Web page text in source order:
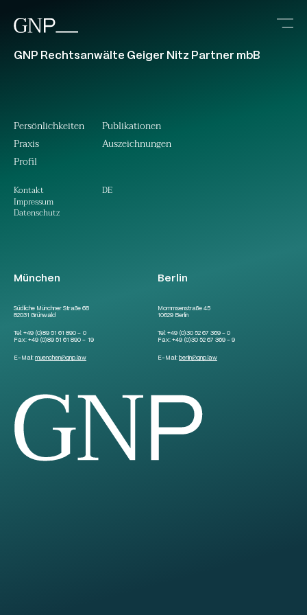
GNP Rechtsanwälte Geiger Nitz Partner mbB
München
Südliche Münchner Straße 68
82031 Grünwald
Tel:+49 (0)89 51 61 890 – 0
Fax:+49 (0)89 51 61 890 – 19
E-Mail:muenchen@gnp.law
Berlin
Mommsenstraße 45
10629 Berlin
Tel: +49 (0)30 52 67 369 – 0
Fax: +49 (0)30 52 67 369 – 9
E-Mail: berlin@gnp.law
Persönlichkeiten
Praxis
Profil
Kontakt
Impressum
Datenschutz
Publikationen
Auszeichnungen
DE